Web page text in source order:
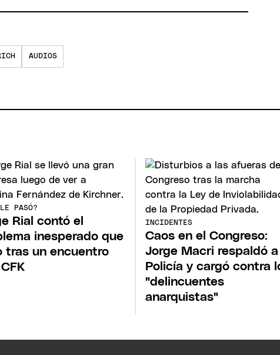
AUDIOS
PASÓ?
Rial contó el
inesperado que
tras un encuentro
INCIDENTES
Caos en el Congreso:
Jorge Macri respaldó a
Policía y cargó contra
"delincuentes
anarquistas"